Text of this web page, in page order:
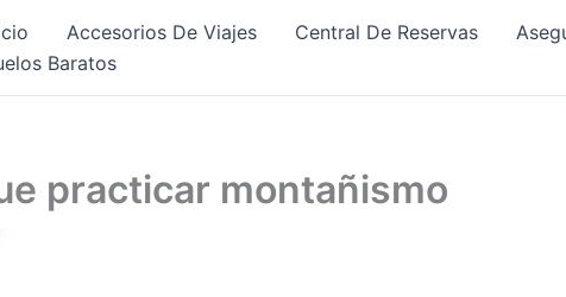
Accesorios De Viajes Central De Reservas
Baratos
practicar montañismo